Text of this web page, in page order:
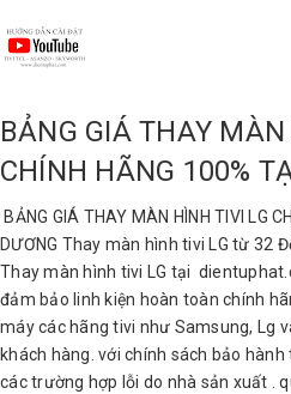
BẢNG GIÁ THAY
CHÍNH HÃNG 100%
BẢNG GIÁ THAY MÀN HÌNH TIVI LG
DƯƠNG Thay màn hình tivi LG từ 32
Thay màn hình tivi LG tại
đảm bảo linh kiện hoàn toàn chính
máy các hãng tivi như Samsung, Lg
khách hàng. với chính sách bảo
các trường hợp lỗi do nhà sản xuất .